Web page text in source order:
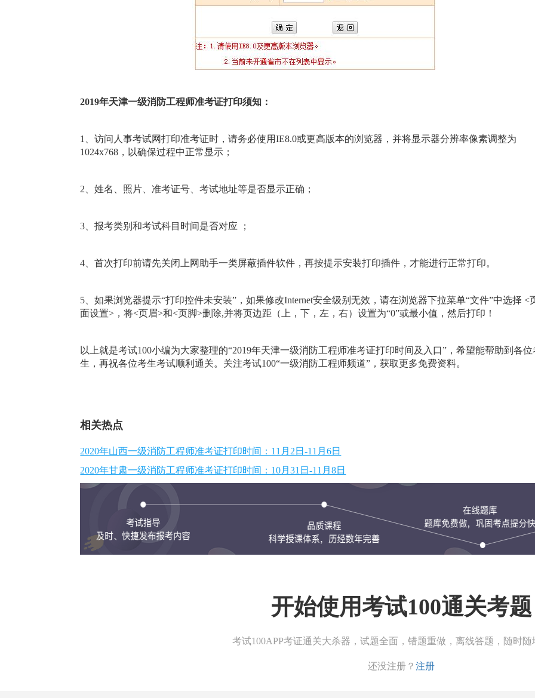
2019年天津一级消防工程师准考证打印须知：
1、访问人事考试网打印准考证时，请务必使用IE8.0或更高版本的浏览器，并将显示器分辨率像素调整为
1024x768，以确保过程中正常显示；
2、姓名、照片、准考证号、考试地址等是否显示正确；
3、报考类别和考试科目时间是否对应 ；
4、首次打印前请先关闭上网助手一类屏蔽插件软件，再按提示安装打印插件，才能进行正常打印。
5、如果浏览器提示“打印控件未安装”，如果修改Internet安全级别无效，请在浏览器下拉菜单“文件”中选择 <
面设置>，将<页眉>和<页脚>删除,并将页边距（上，下，左，右）设置为“0”或最小值，然后打印！
以上就是考试100小编为大家整理的“2019年天津一级消防工程师准考证打印时间及入口”，希望能帮助到各位
生，再祝各位考生考试顺利通关。关注考试100“一级消防工程师频道”，获取更多免费资料。
相关热点
2020年山西一级消防工程师准考证打印时间：11月2日-11月6日
2020年甘肃一级消防工程师准考证打印时间：10月31日-11月8日
开始使用考试100通关考题
考试100APP考证通关大杀器，试题全面，错题重做，离线答题，随时随
还没注册？ 注册